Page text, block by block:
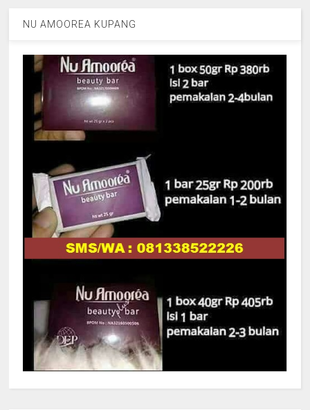
NU AMOOREA KUPANG